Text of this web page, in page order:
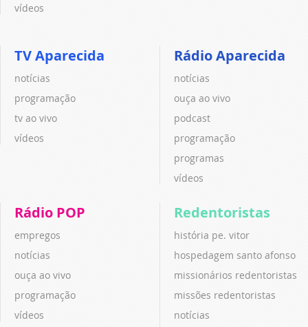
vídeos
TV Aparecida
notícias
programação
tv ao vivo
vídeos
Rádio Aparecida
notícias
ouça ao vivo
podcast
programação
programas
vídeos
Rádio POP
empregos
notícias
ouça ao vivo
programação
vídeos
Redentoristas
história pe. vitor
hospedagem santo afonso
missionários redentoristas
missões redentoristas
notícias